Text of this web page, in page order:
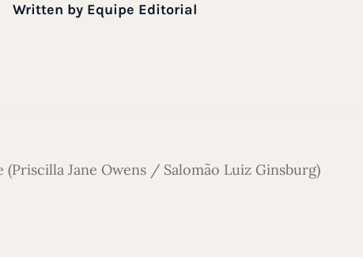
Written byEquipe Editorial
Jane Owens / Salomão Luiz Ginsburg)